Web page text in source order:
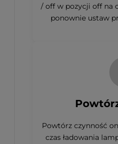
/ off w pozycji off na
ponownie ustaw
Powtórz czynność
czas ładowania